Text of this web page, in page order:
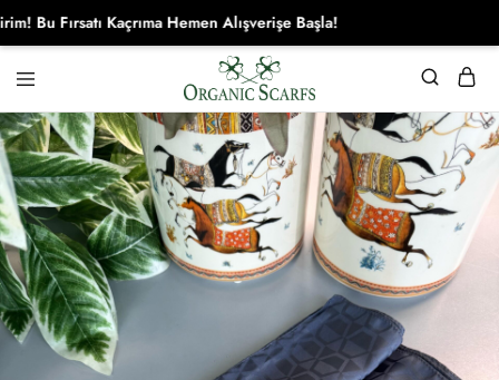
Organikscarf
Fırsatı Kaçrıma Hemen Alışverişe Başla!